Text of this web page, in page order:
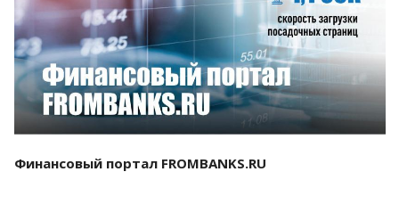
Смотреть проект
Финансовый портал FROMBANKS.RU